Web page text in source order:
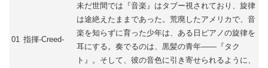
01 指揮-Creed-
未だ世間では『音楽』はタブー視されており、旋律
は途絶えたままであった。荒廃したアメリカで、音
楽を知らずに育った少年は、ある日ピアノの旋律を
耳にする。奏でるのは、黒髪の青年――『タク
ト』。そして、彼の音色に引き寄せられるように、